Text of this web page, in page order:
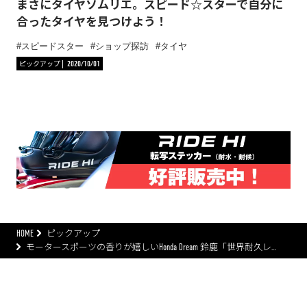
まさにタイヤソムリエ。スピード☆スターで自分に
合ったタイヤを見つけよう！
スピードスター ショップ探訪
タイヤ
ピックアップ
2020/10/01
HOME
ピックアップ
モータースポーツの香りが嬉しいHonda Dream 鈴鹿「世界耐久レ…